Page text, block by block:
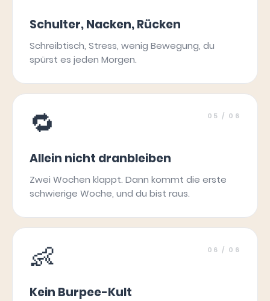
Schulter, Nacken, Rücken
Schreibtisch, Stress, wenig Bewegung, du
spürst es jeden Morgen.
🔁 05 / 06
Allein nicht dranbleiben
Zwei Wochen klappt. Dann kommt die erste
schwierige Woche, und du bist raus.
👶 06 / 06
Kein Burpee-Kult